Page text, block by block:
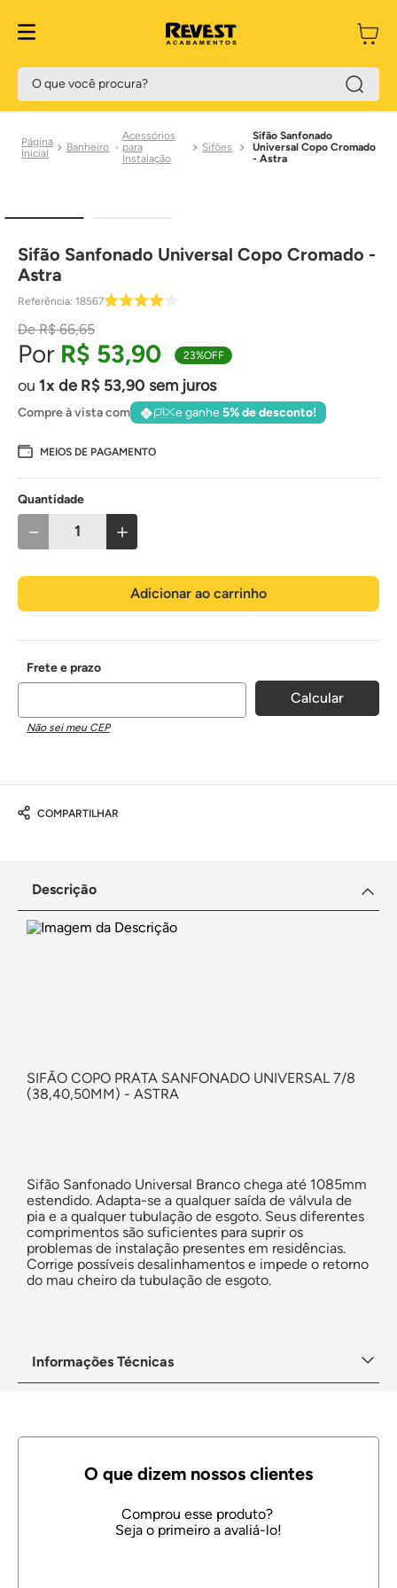
O que você procura?
Banheiro
Acessórios
para
Instalação
Sifões
Sifão Sanfonado
Universal Copo Cromado
- Astra
Sifão Sanfonado Universal Copo Cromado -
Astra
Referência: 18567
R$ 66,65
R$ 53,90 23%OFF
1 de R$ 53,90 sem juros
Compre à vista com e ganhe5% de desconto!
MEIOS DE PAGAMENTO
Quantidade
＋
－
Adicionar ao carrinho
Não sei meu CEP
COMPARTILHAR
Descrição
SIFÃO COPO PRATA SANFONADO UNIVERSAL 7/8
(38,40,50MM) - ASTRA
Sifão Sanfonado Universal Branco chega até 1085mm
estendido. Adapta-se a qualquer saída de válvula de
pia e a qualquer tubulação de esgoto. Seus diferentes
comprimentos são suficientes para suprir os
problemas de instalação presentes em residências.
Corrige possíveis desalinhamentos e impede o retorno
do mau cheiro da tubulação de esgoto.
Informações Técnicas